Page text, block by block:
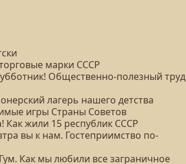
марки СССР
Общественно-полезный труд
лагерь нашего детства
игры Страны Советов
Как жили 15 республик СССР
вы к нам. Гостеприимство по-
Как мы любили все заграничное